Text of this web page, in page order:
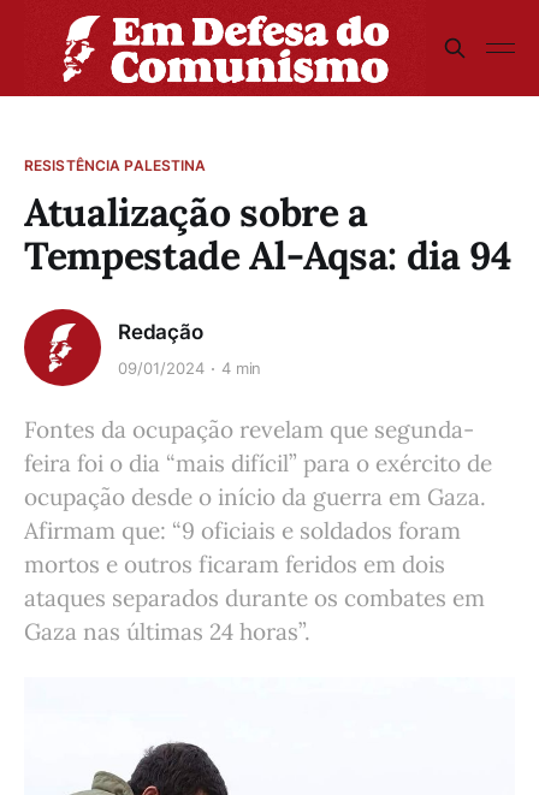
RESISTÊNCIA PALESTINA
Atualização sobre a
Tempestade Al-Aqsa: dia 94
Redação
09/01/2024 4 min
Fontes da ocupação revelam que segunda-
feira foi o dia “mais difícil” para o exército de
ocupação desde o início da guerra em Gaza.
Afirmam que: “9 oficiais e soldados foram
mortos e outros ficaram feridos em dois
ataques separados durante os combates em
Gaza nas últimas 24 horas”.